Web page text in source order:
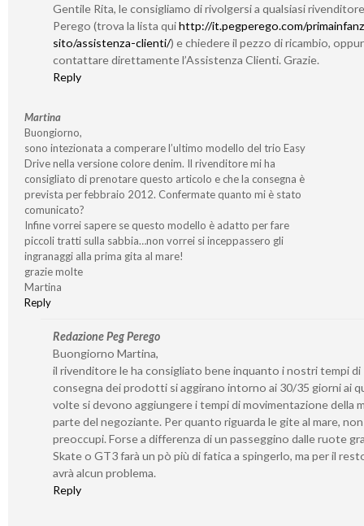
Gentile Rita, le consigliamo di rivolgersi a qualsiasi
Perego (trova la lista quihttp://it.pegperego.com/
sito/assistenza-clienti/) e chiedere il pezzo di ricambio,
contattare direttamente l’Assistenza Clienti. Grazie.
Reply
Martina
Buongiorno,
sono intezionata a comperare l’ultimo modello del trio Easy
Drive nella versione colore denim. Il rivenditore mi ha
consigliato di prenotare questo articolo e che la consegna è
prevista per febbraio 2012. Confermate quanto mi è stato
comunicato?
Infine vorrei sapere se questo modello è adatto per fare
piccoli tratti sulla sabbia…non vorrei si inceppassero gli
ingranaggi alla prima gita al mare!
grazie molte
Martina
Reply
Redazione Peg Perego
Buongiorno Martina,
il rivenditore le ha consigliato bene inquanto i nostri tempi di
consegna dei prodotti si aggirano intorno ai 30/35 giorni ai
volte si devono aggiungere i tempi di movimentazione della
parte del negoziante. Per quanto riguarda le gite al mare,
preoccupi. Forse a differenza di un passeggino dalle ruote
Skate o GT3 farà un pò più di fatica a spingerlo, ma per il
avrà alcun problema.
Reply